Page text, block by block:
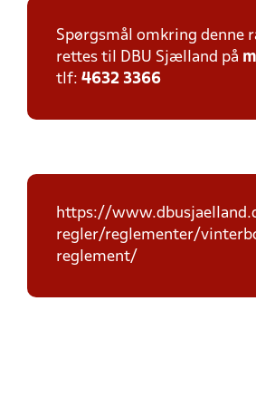
Spørgsmål omkring denne
rettes til DBU Sjælland på
tlf: 4632 3366
https://
regler/reglementer/
reglement/